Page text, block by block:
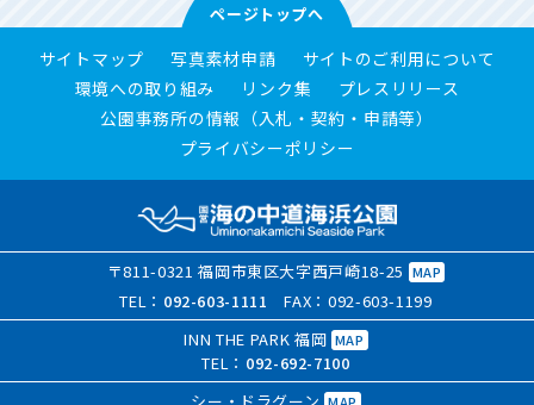
ページトップへ
サイトマップ 写真素材申請
サイトのご利用について
環境への取り組み
リンク集
プレスリリース
公園事務所の情報（入札・契約・申請等）
プライバシーポリシー
〒811-0321 福岡市東区大字西戸崎18-25 MAP
TEL： 092-603-1111 FAX：092-603-1199
INN THE PARK 福岡 MAP
TEL： 092-692-7100